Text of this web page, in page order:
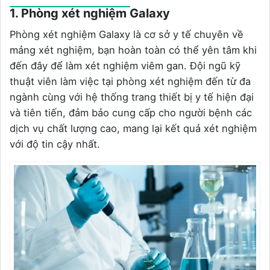
1. Phòng xét nghiệm Galaxy
Phòng xét nghiệm Galaxy là cơ sở y tế chuyên về
mảng xét nghiệm, bạn hoàn toàn có thể yên tâm khi
đến đây để làm xét nghiệm viêm gan. Đội ngũ kỹ
thuật viên làm việc tại phòng xét nghiệm đến từ đa
ngành cùng với hệ thống trang thiết bị y tế hiện đại
và tiên tiến, đảm bảo cung cấp cho người bệnh các
dịch vụ chất lượng cao, mang lại kết quả xét nghiệm
với độ tin cậy nhất.